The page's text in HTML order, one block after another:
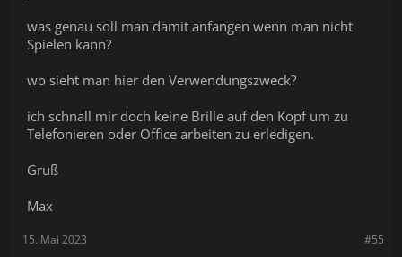
was genau soll man damit anfangen wenn man nicht
Spielen kann?
wo sieht man hier den Verwendungszweck?
ich schnall mir doch keine Brille auf den Kopf um zu
Telefonieren oder Office arbeiten zu erledigen.
Gruß
Max
#55
15. Mai 2023